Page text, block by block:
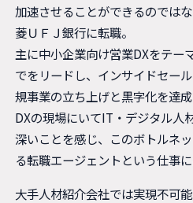
加速させることができるのでは
菱ＵＦＪ銀行に転職。
主に中小企業向け営業DXをテー
でをリードし、インサイドセー
規事業の立ち上げと黒字化を達成
DXの現場にいてIT・デジタル人
深いことを感じ、このボトルネ
る転職エージェントという仕事に
大手人材紹介会社では実現不可